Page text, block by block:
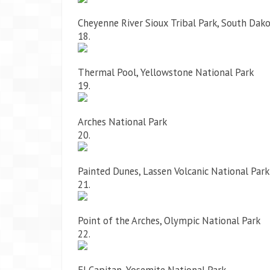
Cheyenne River Sioux Tribal Park, South
18.
Thermal Pool, Yellowstone National Park
19.
Arches National Park
20.
Painted Dunes, Lassen Volcanic National Park
21.
Point of the Arches, Olympic National Park
22.